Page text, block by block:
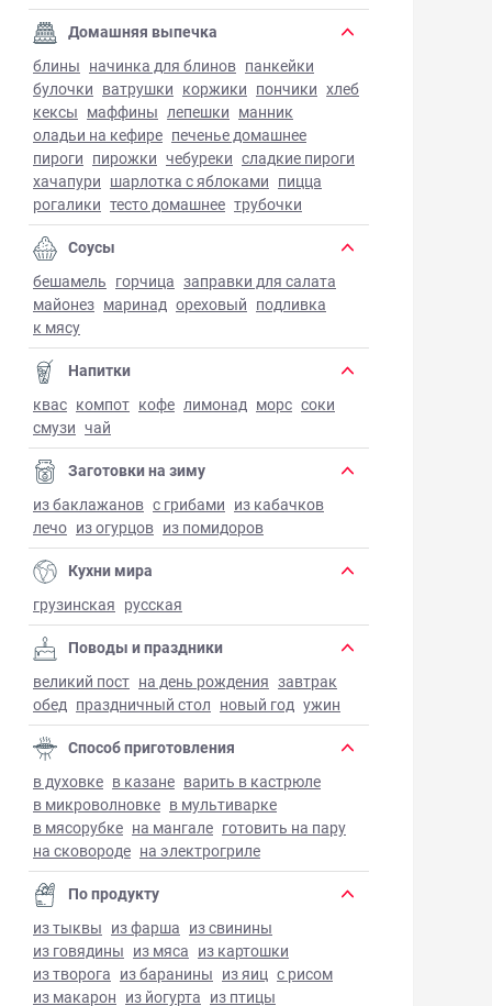
Домашняя выпечка
блины начинка для блинов панкейки
булочки ватрушки коржики пончики хлеб
кексы маффины лепешки манник
оладьи на кефире печенье домашнее
пироги пирожки чебуреки сладкие пироги
хачапури шарлотка с яблоками пицца
рогалики тесто домашнее трубочки
Соусы
бешамель горчица заправки для салата
майонез маринад ореховый подливка
к мясу
Напитки
квас компот кофе лимонад морс соки
смузи чай
Заготовки на зиму
из баклажанов с грибами из кабачков
лечо из огурцов из помидоров
Кухни мира
грузинская русская
Поводы и праздники
великий пост на день рождения завтрак
обед праздничный стол новый год ужин
Способ приготовления
в духовке в казане варить в кастрюле
в микроволновке в мультиварке
в мясорубке на мангале готовить на пару
на сковороде на электрогриле
По продукту
из тыквы из фарша из свинины
из говядины из мяса из картошки
из творога из баранины из яиц с рисом
из макарон из йогурта из птицы